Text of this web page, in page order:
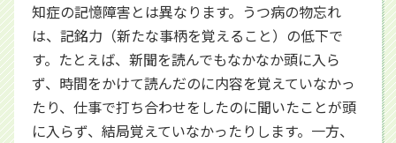
知症の記憶障害とは異なります。うつ病の物忘れ
は、記銘力（新たな事柄を覚えること）の低下で
す。たとえば、新聞を読んでもなかなか頭に入ら
ず、時間をかけて読んだのに内容を覚えていなかっ
たり、仕事で打ち合わせをしたのに聞いたことが頭
に入らず、結局覚えていなかったりします。一方、